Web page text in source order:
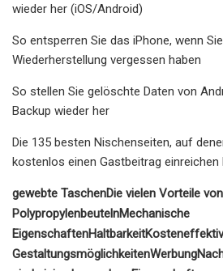
wieder her (iOS/Android)
So entsperren Sie das iPhone, wenn
Wiederherstellung vergessen haben
So stellen Sie gelöschte Daten von
Backup wieder her
Die 135 besten Nischenseiten, auf
kostenlos einen Gastbeitrag einreichen
gewebte TaschenDie vielen Vorteile von
PolypropylenbeutelnMechanische
EigenschaftenHaltbarkeit
GestaltungsmöglichkeitenWerbung